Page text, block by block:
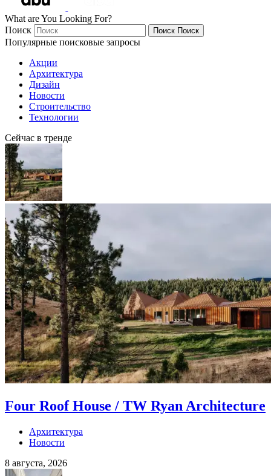
What are You Looking For?
Поиск
Поиск Поиск
Популярные поисковые запросы
Акции
Архитектура
Дизайн
Новости
Строительство
Технологии
Сейчас в тренде
Four Roof House / TW Ryan Architecture
Архитектура
Новости
8 августа, 2026